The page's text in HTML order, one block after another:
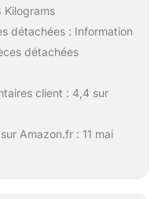
Kilograms
détachées : Information
détachées
client : 4,4 sur
Amazon.fr : 11 mai